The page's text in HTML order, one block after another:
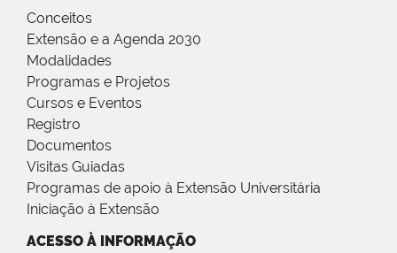
Conceitos
Extensão e a Agenda 2030
Modalidades
Programas e Projetos
Cursos e Eventos
Registro
Documentos
Visitas Guiadas
Programas de apoio à Extensão Universitária
Iniciação à Extensão
ACESSO À INFORMAÇÃO